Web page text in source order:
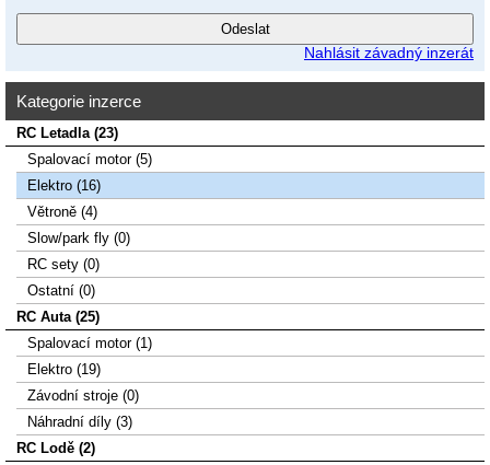
Nahlásit závadný inzerát
Kategorie inzerce
RC Letadla (23)
Spalovací­ motor (5)
Elektro (16)
Větroně (4)
Slow/park fly (0)
RC sety (0)
Ostatní (0)
RC Auta (25)
Spalovací motor (1)
Elektro (19)
Závodní stroje (0)
Náhradní díly (3)
RC Lodě (2)